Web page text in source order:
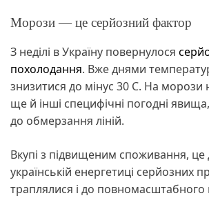
Морози — це серйозний фактор
З неділі в Україну повернулося
похолодання. Вже днями
знизитися до мінус 30 С. На морози
ще й інші специфічні погодні
до обмерзання ліній.
Вкупі з підвищеним споживання, це
українській енергетиці серйозних
траплялися і до повномасштабного